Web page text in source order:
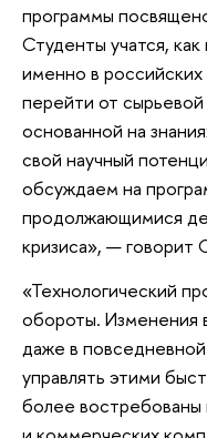
программы
Студенты учатся,
именно в российских
перейти от
основанной на
свой научный
обсуждаем на
продолжающимися
кризиса», — говорит
«Технологический
обороты. Изменения
даже в
управлять этими
более востребованы